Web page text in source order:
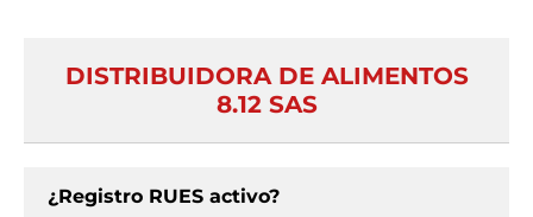
DISTRIBUIDORA DE ALIMENTOS
8.12 SAS
¿Registro RUES activo?